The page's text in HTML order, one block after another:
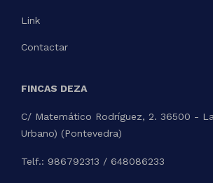
Link
Contactar
FINCAS DEZA
C/ Matemático Rodríguez, 2. 36500 -
Urbano) (Pontevedra)
Telf.: 986792313 / 648086233